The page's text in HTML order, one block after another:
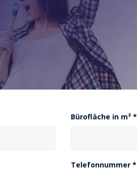
Bürofläche in m² *
Telefonnummer *